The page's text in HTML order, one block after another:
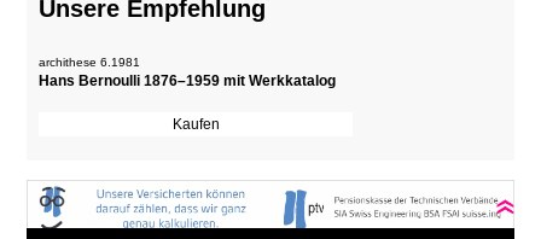
Unsere Empfehlung
archithese 6.1981
Hans Bernoulli 1876–1959 mit Werkkatalog